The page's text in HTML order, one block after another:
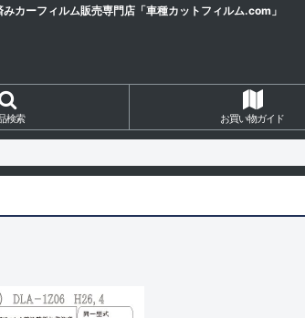
カーフィルム販売専門店「車種カットフィルム.com」
検索 お買い物ガイド